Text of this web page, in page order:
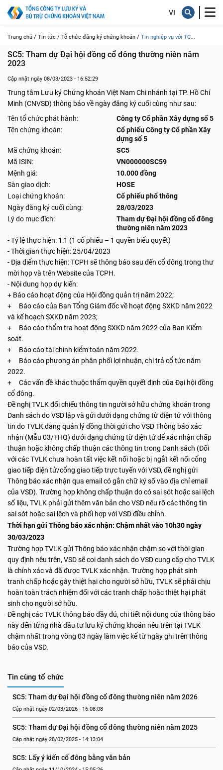
Trang chủ / Tin tức / Tổ chức đăng ký chứng khoán / Tin nghiệp vụ với TC...
SC5: Tham dự Đại hội đồng cổ đông thường niên năm
2023
Cập nhật ngày 08/03/2023 - 16:52:29
Trung tâm Lưu ký Chứng khoán Việt Nam Chi nhánh tại TP. Hồ Chí
Minh (CNVSD) thông báo về ngày đăng ký cuối cùng như sau:
Tên tổ chức phát hành:
Công ty Cổ phần Xây dựng số 5
Tên chứng khoán:
Cổ phiếu Công ty Cổ phần Xây
dựng số 5
Mã chứng khoán:
SC5
Mã ISIN:
VN000000SC59
Mệnh giá:
10.000 đồng
Sàn giao dịch:
HOSE
Loại chứng khoán:
Cổ phiếu phổ thông
Ngày đăng ký cuối cùng:
28/03/2023
Lý do mục đích:
Tham dự Đại hội đồng cổ đông
thường niên năm 2023
- Tỷ lệ thực hiện: 1:1 (1 cổ phiếu – 1 quyền biểu quyết)
- Thời gian thực hiện: 25/04/2023
- Địa điểm thực hiện: TCPH sẽ thông báo sau đến cổ đông trong thư
mời họp và trên Website của TCPH.
- Nội dung họp dự kiến:
+ Báo cáo hoạt động của Hội đồng quản trị năm 2022;
+ Báo cáo của Ban Tổng Giám đốc về hoạt động SXKD năm 2022
và kế hoạch SXKD năm 2023;
+ Báo cáo thẩm tra hoạt động SXKD năm 2022 của Ban Kiểm
soát.
+ Báo cáo tài chính kiểm toán năm 2022.
+ Báo cáo phương án phân phối lợi nhuận, chi trả cổ tức năm
2022.
+ Các vấn đề khác thuộc thẩm quyền quyết định của Đại hội đồng
cổ đông.
Đề nghị TVLK đối chiếu thông tin người sở hữu chứng khoán trong
Danh sách do VSD lập và gửi dưới dạng chứng từ điện tử với thông
tin do TVLK đang quản lý đồng thời gửi cho VSD Thông báo xác
nhận (Mẫu 03/THQ) dưới dạng chứng từ điện tử để xác nhận chấp
thuận hoặc không chấp thuận các thông tin trong Danh sách (Đối
với các TVLK chưa hoàn tất việc kết nối hoặc bị ngắt kết nối cổng
giao tiếp điện tử/cổng giao tiếp trực tuyến với VSD, đề nghị gửi
Thông báo xác nhận qua email có gắn chữ ký số vào địa chỉ email
của VSD). Trường hợp không chấp thuận do có sai sót hoặc sai lệch
số liệu, TVLK phải gửi thêm văn bản cho VSD nêu rõ các thông tin
sai sót hoặc sai lệch và phối hợp với VSD điều chỉnh.
Thời hạngửi Thông báo xác nhận: Chậm nhất vào 10h30 ngày
30/03/2023
Trường hợp TVLK gửi Thông báo xác nhận chậm so với thời gian
quy định nêu trên, VSD sẽ coi danh sách do VSD cung cấp cho TVLK
là chính xác và đã được TVLK xác nhận. Trường hợp phát sinh
tranh chấp hoặc gây thiệt hại cho người sở hữu, TVLK sẽ phải chịu
hoàn toàn trách nhiệm đối với các tranh chấp hoặc thiệt hại phát
sinh cho người sở hữu.
Đề nghị các TVLK thông báo đầy đủ, chi tiết nội dung của thông báo
này đến từng nhà đầu tư lưu ký chứng khoán nêu trên tại TVLK
chậm nhất trong vòng 03 ngày làm việc kể từ ngày ghi trên thông
báo của VSD.
Tin cùng tổ chức
SC5: Tham dự Đại hội đồng cổ đông thường niên năm 2026
Cập nhật ngày 02/03/2026 - 16:08:08
SC5: Tham dự Đại hội đồng cổ đông thường niên năm 2025
Cập nhật ngày 28/02/2025 - 14:13:04
SC5: Lấy ý kiến cổ đông bằng văn bản